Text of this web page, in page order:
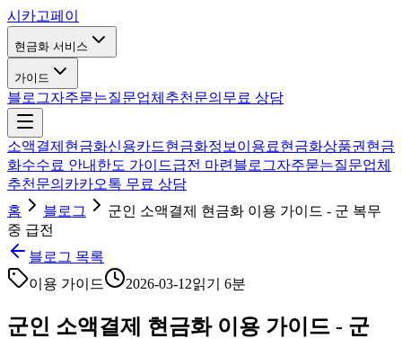
시카고페이
현금화 서비스
가이드
블로그자주묻는질문업체추천 문의 무료 상담
소액결제현금화신용카드현금화정보이용료현금화상품권현금
화수수료 안내 한도 가이드급전 마련 블로그자주묻는질문업체
추천 문의 카카오톡 무료 상담
홈
블로그
군인 소액결제 현금화 이용 가이드 - 군 복무
중 급전
블로그 목록
이용 가이드
2026-03-12읽기 6분
군인 소액결제 현금화 이용 가이드 - 군